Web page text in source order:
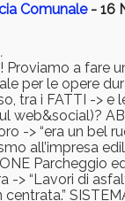
Comunale- 16
Proviamo a fare
per le opere
tra i FATTI -> e
web&social)?
-> “era un bel
all’impresa
Parcheggio
-> “Lavori di